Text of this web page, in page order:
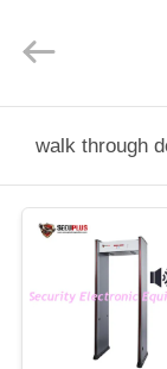
UNS
EQUIPMENT
CO.,
walk through